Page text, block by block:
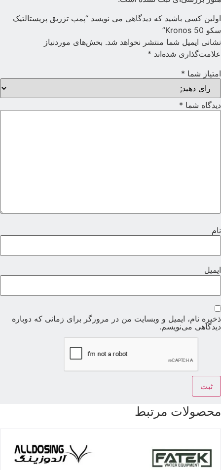
اولین کسی باشید که دیدگاهی می نویسد “پمپ تزریق پریستالتیک
سکو Kronos 50”
نشانی ایمیل شما منتشر نخواهد شد. بخش‌های موردنیاز
علامت‌گذاری شده‌اند *
امتیاز شما *
دیدگاه شما *
نام
ایمیل
ذخیره نام، ایمیل و وبسایت من در مرورگر برای زمانی که دوباره
دیدگاهی می‌نویسم.
محصولات مرتبط